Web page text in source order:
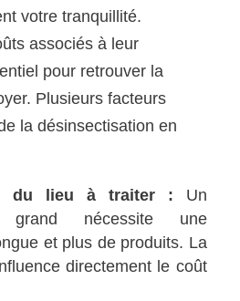
votre tranquillité.
associés à leur
pour retrouver la
Plusieurs facteurs
la désinsectisation en
du lieu à traiter : Un
grand nécessite une
et plus de produits. La
directement le coût